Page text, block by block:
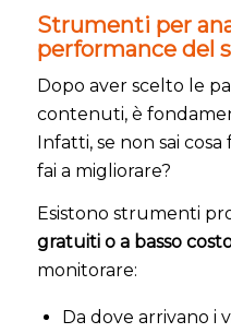
Strumenti per
performance del
Dopo aver scelto le
contenuti, è
Infatti, se non sai
fai a migliorare?
Esistono strumenti
gratuiti o a basso
monitorare:
Da dove arrivano i